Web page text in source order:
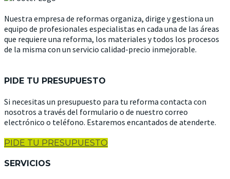
Nuestra empresa de reformas organiza, dirige y gestiona un
equipo de profesionales especialistas en cada una de las áreas
que requiere una reforma, los materiales y todos los procesos
de la misma con un servicio calidad-precio inmejorable.
PIDE TU PRESUPUESTO
Si necesitas un presupuesto para tu reforma contacta con
nosotros a través del formulario o de nuestro correo
electrónico o teléfono. Estaremos encantados de atenderte.
PIDE TU PRESUPUESTO
SERVICIOS